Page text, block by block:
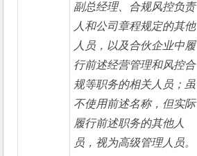
副总经理、合规风控负责
人和公司章程规定的其他
人员，以及合伙企业中履
行前述经营管理和风控合
规等职务的相关人员；虽
不使用前述名称，但实际
履行前述职务的其他人
员，视为高级管理人员。